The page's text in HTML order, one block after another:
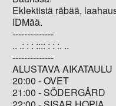
Eklektistä räbää,
IDMää.
--------------
.. .: : : :::: : : :. ..
--------------
ALUSTAVA AIKATAULU
20:00 - OVET
21:00 - SÖDERGÅRD